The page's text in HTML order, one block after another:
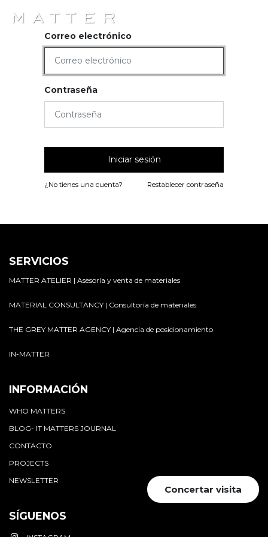
Correo electrónico
Contraseña
Iniciar sesión
¿No tienes una cuenta? Restablecer contraseña
SERVICIOS
MATTER ATELIER | Asesoría y venta de materiales
MATERIAL CONSULTANCY | Consultoría de materiales
THE GREY MATTER AGENCY | Agencia de posicionamiento
IN-MATTER
INFORMACIÓN
WHO MATTERS
BLOG- IT MATTERS JOURNAL
CONTACTO
PROJECTS
NEWSLETTER
SÍGUENOS
Concertar visita